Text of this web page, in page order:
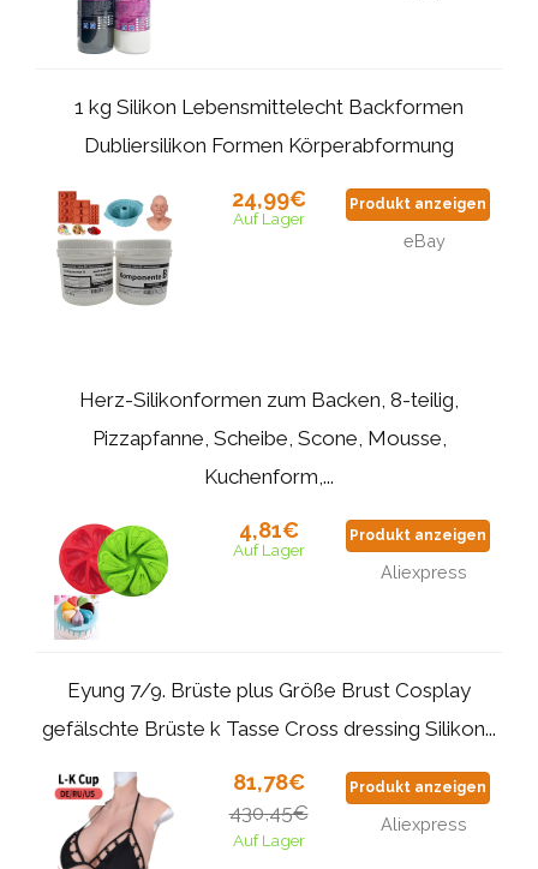
1 kg Silikon Lebensmittelecht Backformen
Dubliersilikon Formen Körperabformung
24,99€
Auf Lager
Produkt anzeigen
eBay
Herz-Silikonformen zum Backen, 8-teilig,
Pizzapfanne, Scheibe, Scone, Mousse,
Kuchenform,...
4,81€
Auf Lager
Produkt anzeigen
Aliexpress
Eyung 7/9. Brüste plus Größe Brust Cosplay
gefälschte Brüste k Tasse Cross dressing Silikon...
81,78€
430,45€
Auf Lager
Produkt anzeigen
Aliexpress